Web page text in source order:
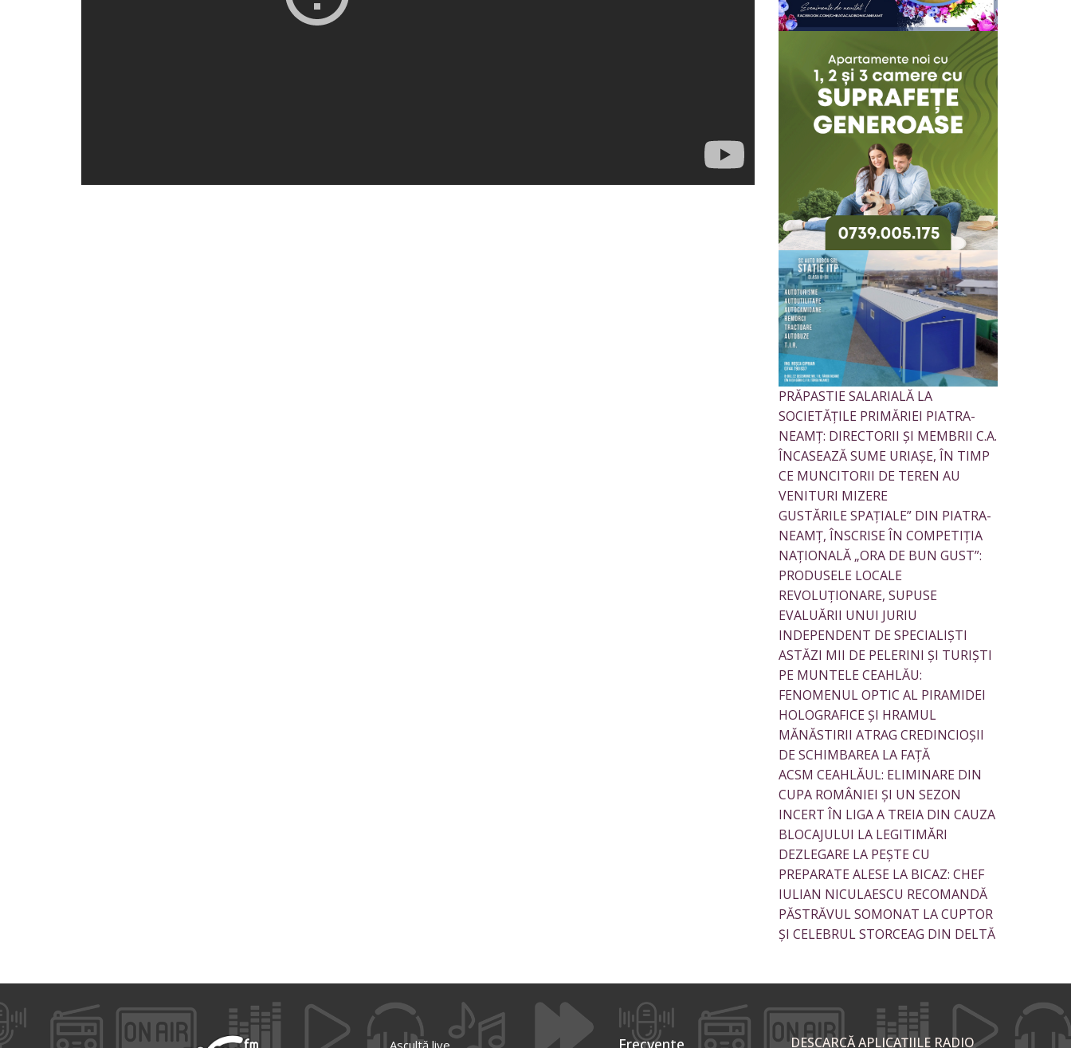
PRĂPASTIE SALARIALĂ LA
SOCIETĂȚILE PRIMĂRIEI PIATRA-
NEAMȚ: DIRECTORII ȘI MEMBRII C.A.
ÎNCASEAZĂ SUME URIAȘE, ÎN TIMP
CE MUNCITORII DE TEREN AU
VENITURI MIZERE
GUSTĂRILE SPAȚIALE” DIN PIATRA-
NEAMȚ, ÎNSCRISE ÎN COMPETIȚIA
NAȚIONALĂ „ORA DE BUN GUST”:
PRODUSELE LOCALE
REVOLUȚIONARE, SUPUSE
EVALUĂRII UNUI JURIU
INDEPENDENT DE SPECIALIȘTI
ASTĂZI MII DE PELERINI ȘI TURIȘTI
PE MUNTELE CEAHLĂU:
FENOMENUL OPTIC AL PIRAMIDEI
HOLOGRAFICE ȘI HRAMUL
MĂNĂSTIRII ATRAG CREDINCIOȘII
DE SCHIMBAREA LA FAȚĂ
ACSM CEAHLĂUL: ELIMINARE DIN
CUPA ROMÂNIEI ȘI UN SEZON
INCERT ÎN LIGA A TREIA DIN CAUZA
BLOCAJULUI LA LEGITIMĂRI
DEZLEGARE LA PEȘTE CU
PREPARATE ALESE LA BICAZ: CHEF
IULIAN NICULAESCU RECOMANDĂ
PĂSTRĂVUL SOMONAT LA CUPTOR
ȘI CELEBRUL STORCEAG DIN DELTĂ
Frecvente DESCARCĂ APLICAȚIILE RADIO